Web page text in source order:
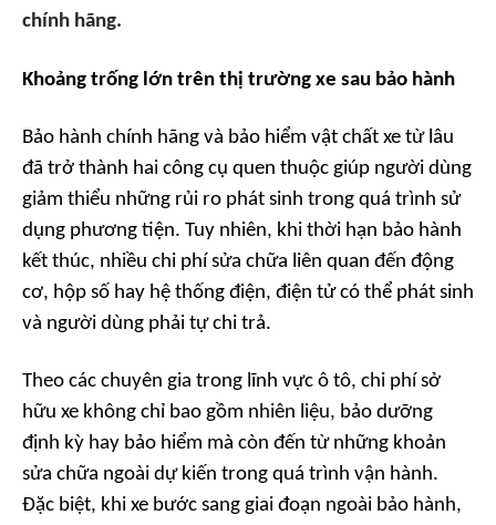
chính hãng.
Khoảng trống lớn trên thị trường xe sau bảo hành
Bảo hành chính hãng và bảo hiểm vật chất xe từ lâu
đã trở thành hai công cụ quen thuộc giúp người dùng
giảm thiểu những rủi ro phát sinh trong quá trình sử
dụng phương tiện. Tuy nhiên, khi thời hạn bảo hành
kết thúc, nhiều chi phí sửa chữa liên quan đến động
cơ, hộp số hay hệ thống điện, điện tử có thể phát sinh
và người dùng phải tự chi trả.
Theo các chuyên gia trong lĩnh vực ô tô, chi phí sở
hữu xe không chỉ bao gồm nhiên liệu, bảo dưỡng
định kỳ hay bảo hiểm mà còn đến từ những khoản
sửa chữa ngoài dự kiến trong quá trình vận hành.
Đặc biệt, khi xe bước sang giai đoạn ngoài bảo hành,